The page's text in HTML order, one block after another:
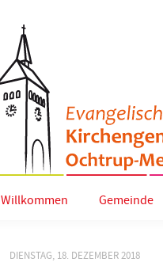
Willkommen Gemeinde
DIENSTAG, 18. DEZEMBER 2018